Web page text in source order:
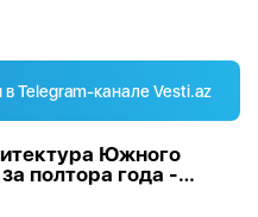
Telegram-канале Vesti.az
Южного
полтора года -